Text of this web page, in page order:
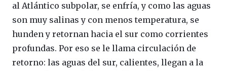
al Atlántico subpolar, se enfría, y como las aguas
son muy salinas y con menos temperatura, se
hunden y retornan hacia el sur como corrientes
profundas. Por eso se le llama circulación de
retorno: las aguas del sur, calientes, llegan a la